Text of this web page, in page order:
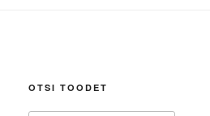
OTSI TOODET